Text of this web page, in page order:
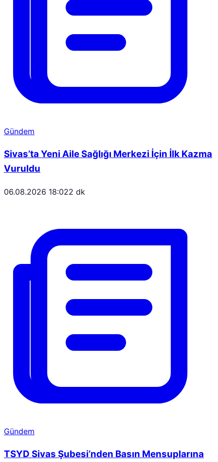
Gündem
Sivas’ta Yeni Aile Sağlığı Merkezi İçin İlk Kazma
Vuruldu
06.08.2026 18:022 dk
Gündem
TSYD Sivas Şubesi’nden Basın Mensuplarına